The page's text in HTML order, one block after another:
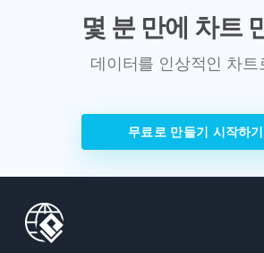
몇 분 만에 차트
데이터를 인상적인 차트
무료로 만들기 시작하기